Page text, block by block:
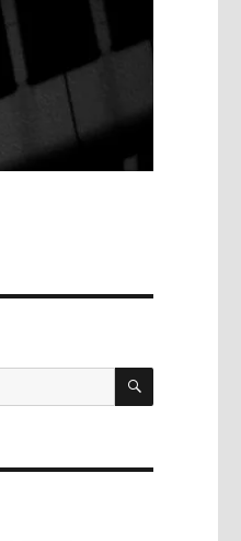
SUCHEN